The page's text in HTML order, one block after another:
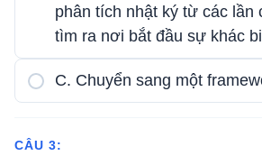
phân tích nhật ký từ các lần
tìm ra nơi bắt đầu sự khác
C. Chuyển sang một
CÂU 3: